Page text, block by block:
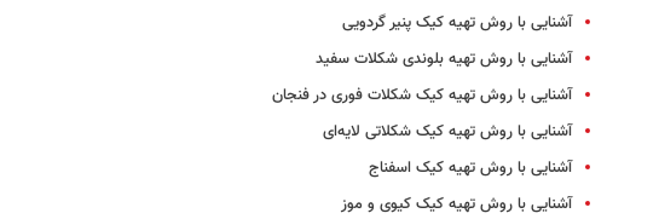
آشنایی با روش تهیه کیک پنیر گردویی
آشنایی با روش تهیه بلوندی شکلات سفید
آشنایی با روش تهیه کیک شکلات فوری در فنجان
آشنایی با روش تهیه کیک شکلاتی لایه‌ای
آشنایی با روش تهیه کیک اسفناج
آشنایی با روش تهیه کیک کیوی و موز